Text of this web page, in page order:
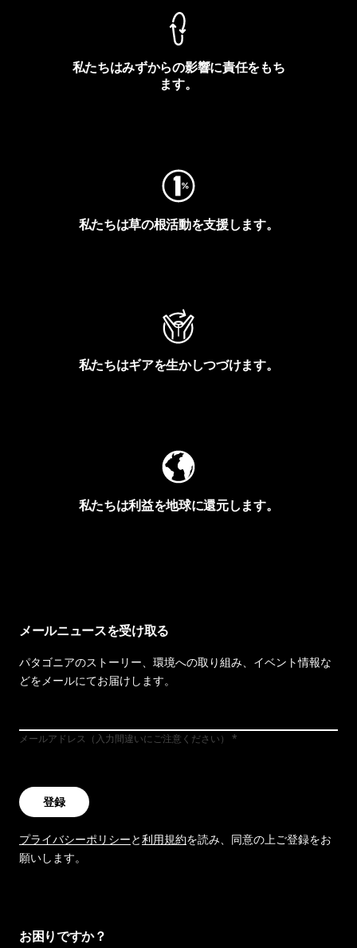
私たちはみずからの影響に責任をもち
ます。
私たちは草の根活動を支援します。
私たちはギアを生かしつづけます。
私たちは利益を地球に還元します。
メールニュースを受け取る
パタゴニアのストーリー、環境への取り組み、イベント情報な
どをメールにてお届けします。
メールアドレス（入力間違いにご注意ください）
登録
プライバシーポリシーと利用規約を読み、同意の上ご登録をお
願いします。
お困りですか？